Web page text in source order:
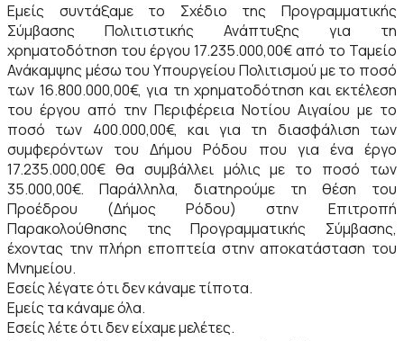
Εμείς συντάξαμε το Σχέδιο της Προγραμματικής
Σύμβασης Πολιτιστικής Ανάπτυξης για τη
χρηματοδότηση του έργου 17.235.000,00€ από το Ταμείο
Ανάκαμψης μέσω του Υπουργείου Πολιτισμού με το ποσό
των 16.800.000,00€, για τη χρηματοδότηση και εκτέλεση
του έργου από την Περιφέρεια Νοτίου Αιγαίου με το
ποσό των 400.000,00€, και για τη διασφάλιση των
συμφερόντων του Δήμου Ρόδου που για ένα έργο
17.235.000,00€ θα συμβάλλει μόλις με το ποσό των
35.000,00€. Παράλληλα, διατηρούμε τη θέση του
Προέδρου (Δήμος Ρόδου) στην Επιτροπή
Παρακολούθησης της Προγραμματικής Σύμβασης,
έχοντας την πλήρη εποπτεία στην αποκατάσταση του
Μνημείου.
Εσείς λέγατε ότι δεν κάναμε τίποτα.
Εμείς τα κάναμε όλα.
Εσείς λέτε ότι δεν είχαμε μελέτες.